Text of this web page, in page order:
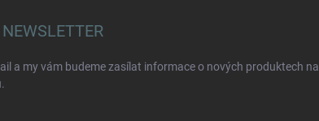
a my vám budeme zasílat informace o nových produktech na